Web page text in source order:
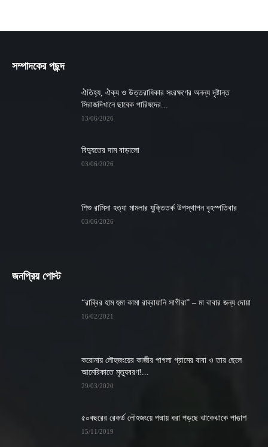
সম্পাদকের পছন্দ
ঐতিহ্য, ঐক্য ও উত্তরাধিকার সংরক্ষণের অনন্য দৃষ্টান্ত
সিরাজদিখানে ছাবেক পারিষদের...
13/06/2026
বিদ্যুতের দাম বাড়ালো
03/06/2026
শিশু রামিসা হত্যা মামলার যুক্তিতর্ক উপস্থাপন বৃহস্পতিবার
03/06/2026
জনপ্রিয় পোস্ট
“রাব্বির হাম হুমা কামা রাব্বায়ানি সাগীরা” – মা বাবার জন্য দোয়া
16/02/2021
করোনায় লৌহজংয়ের কাজীর পাগলা গ্রামের বাবা ও তার ছেলে
আমেরিকাতে মৃত্যুবরণ!...
29/03/2020
৫০বছরের রেকর্ড লৌহজংয়ে পদ্মায় ধরা পড়ছে ঝাকেঝাকে পাঙাশ
15/11/2019